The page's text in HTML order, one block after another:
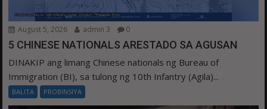
August 5, 2026 admin 3 0
5 CHINESE NATIONALS ARESTADO SA AGUSAN
DINAKIP ang limang Chinese nationals ng Bureau of
Immigration (BI), sa tulong ng 10th Infantry (Agila)...
BALITA PROBINSIYA